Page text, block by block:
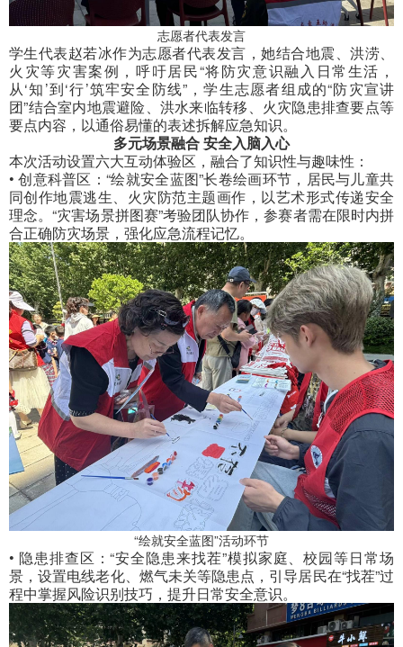
志愿者代表发言
学生代表赵若冰作为志愿者代表发言，她结合地震、洪涝、
火灾等灾害案例，呼吁居民“将防灾意识融入日常生活，
从‘知’到‘行’筑牢安全防线”，学生志愿者组成的“防灾宣讲
团”结合室内地震避险、洪水来临转移、火灾隐患排查要点等
要点内容，以通俗易懂的表述拆解应急知识。
多元场景融合安全入脑入心
本次活动设置六大互动体验区，融合了知识性与趣味性：
• 创意科普区：“绘就安全蓝图”长卷绘画环节，居民与儿童共
同创作地震逃生、火灾防范主题画作，以艺术形式传递安全
理念。“灾害场景拼图赛”考验团队协作，参赛者需在限时内拼
合正确防灾场景，强化应急流程记忆。
“绘就安全蓝图”活动环节
• 隐患排查区：“安全隐患来找茬”模拟家庭、校园等日常场
景，设置电线老化、燃气未关等隐患点，引导居民在“找茬”过
程中掌握风险识别技巧，提升日常安全意识。